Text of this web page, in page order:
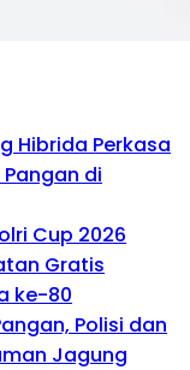
Hibrida Perkasa
di
Cup 2026
Gratis
ke-80
Polisi dan
Jagung